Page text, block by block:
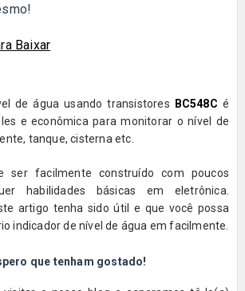
Baixar
de água usando transistores BC548C é
e econômica para monitorar o nível de
tanque, cisterna etc.
ser facilmente construído com poucos
habilidades básicas em eletrônica.
artigo tenha sido útil e que você possa
indicador de nível de água em facilmente.
que tenham gostado!